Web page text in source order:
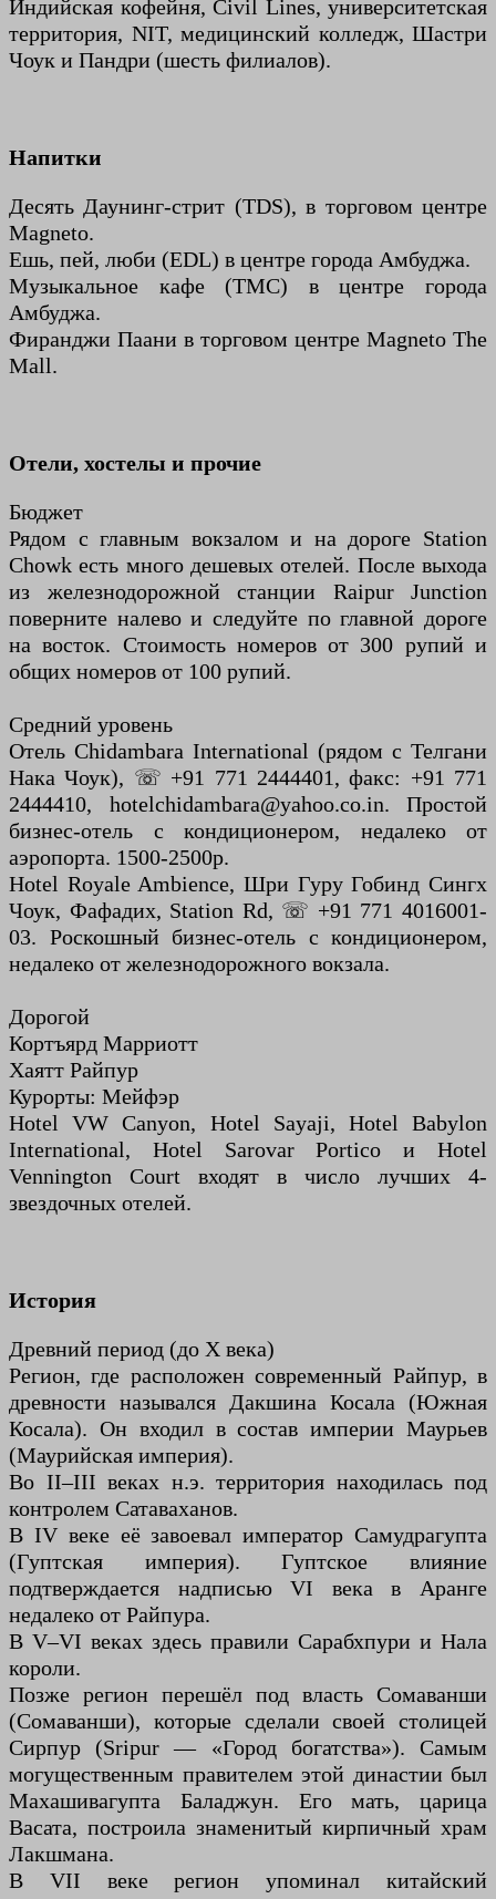
Индийская кофейня, Civil Lines, университетская
территория, NIT, медицинский колледж, Шастри
Чоук и Пандри (шесть филиалов).
Напитки
Десять Даунинг-стрит (TDS), в торговом центре
Magneto.
Ешь, пей, люби (EDL) в центре города Амбуджа.
Музыкальное кафе (TMC) в центре города
Амбуджа.
Фиранджи Паани в торговом центре Magneto The
Mall.
Отели, хостелы и прочие
Бюджет
Рядом с главным вокзалом и на дороге Station
Chowk есть много дешевых отелей. После выхода
из железнодорожной станции Raipur Junction
поверните налево и следуйте по главной дороге
на восток. Стоимость номеров от 300 рупий и
общих номеров от 100 рупий.
Средний уровень
Отель Chidambara International (рядом с Телгани
Нака Чоук), ☏ +91 771 2444401, факс: +91 771
2444410, hotelchidambara@yahoo.co.in. Простой
бизнес-отель с кондиционером, недалеко от
аэропорта. 1500-2500р.
Hotel Royale Ambience, Шри Гуру Гобинд Сингх
Чоук, Фафадих, Station Rd, ☏ +91 771 4016001-
03. Роскошный бизнес-отель с кондиционером,
недалеко от железнодорожного вокзала.
Дорогой
Кортъярд Марриотт
Хаятт Райпур
Курорты: Мейфэр
Hotel VW Canyon, Hotel Sayaji, Hotel Babylon
International, Hotel Sarovar Portico и Hotel
Vennington Court входят в число лучших 4-
звездочных отелей.
История
Древний период (до X века)
Регион, где расположен современный Райпур, в
древности назывался Дакшина Косала (Южная
Косала). Он входил в состав империи Маурьев
(Маурийская империя).
Во II–III веках н.э. территория находилась под
контролем Сатаваханов.
В IV веке её завоевал император Самудрагупта
(Гуптская империя). Гуптское влияние
подтверждается надписью VI века в Аранге
недалеко от Райпура.
В V–VI веках здесь правили Сарабхпури и Нала
короли.
Позже регион перешёл под власть Сомаванши
(Сомаванши), которые сделали своей столицей
Сирпур (Sripur — «Город богатства»). Самым
могущественным правителем этой династии был
Махашивагупта Баладжун. Его мать, царица
Васата, построила знаменитый кирпичный храм
Лакшмана.
В VII веке регион упоминал китайский